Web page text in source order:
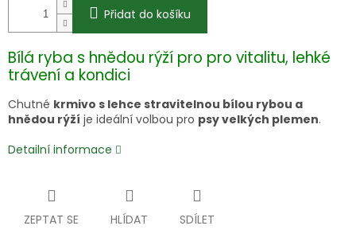
Přidat do košíku
Bílá ryba s hnědou rýží pro pro vitalitu, lehké
trávení a kondici
Chutné krmivo s lehce stravitelnou bílou rybou a
hnědou rýží je ideální volbou pro psy velkých plemen.
Detailní informace
ZEPTAT SE HLÍDAT SDÍLET